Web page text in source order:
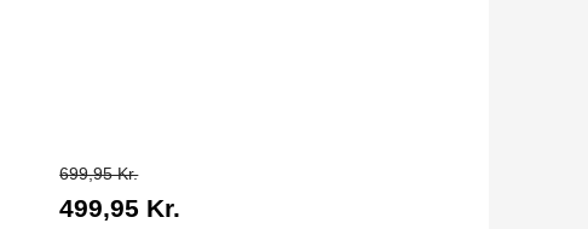
699,95 Kr.
499,95 Kr.